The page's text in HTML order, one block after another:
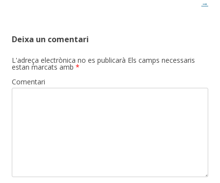
→
Deixa un comentari
L'adreça electrònica no es publicarà Els camps necessaris
estan marcats amb *
Comentari